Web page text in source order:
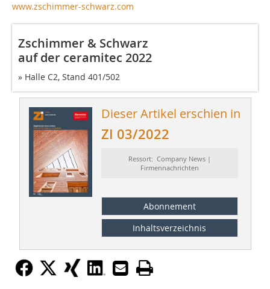
www.zschimmer-schwarz.com
Zschimmer & Schwarz
auf der ceramitec 2022
» Halle C2, Stand 401/502
Dieser Artikel erschien in
ZI 03/2022
Ressort: Company News |
Firmennachrichten
Abonnement
Inhaltsverzeichnis